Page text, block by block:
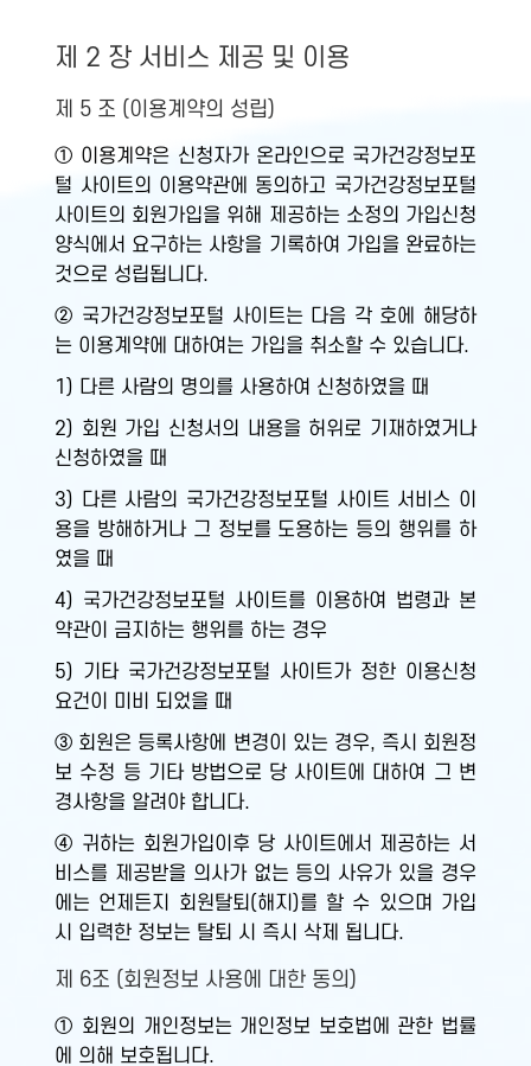
제 2 장 서비스 제공 및 이용
제 5 조 (이용계약의 성립)
① 이용계약은 신청자가 온라인으로 국가건강정보포
털 사이트의 이용약관에 동의하고 국가건강정보포털
사이트의 회원가입을 위해 제공하는 소정의 가입신청
양식에서 요구하는 사항을 기록하여 가입을 완료하는
것으로 성립됩니다.
② 국가건강정보포털 사이트는 다음 각 호에 해당하
는 이용계약에 대하여는 가입을 취소할 수 있습니다.
1) 다른 사람의 명의를 사용하여 신청하였을 때
2) 회원 가입 신청서의 내용을 허위로 기재하였거나
신청하였을 때
3) 다른 사람의 국가건강정보포털 사이트 서비스 이
용을 방해하거나 그 정보를 도용하는 등의 행위를 하
였을 때
4) 국가건강정보포털 사이트를 이용하여 법령과 본
약관이 금지하는 행위를 하는 경우
5) 기타 국가건강정보포털 사이트가 정한 이용신청
요건이 미비 되었을 때
③ 회원은 등록사항에 변경이 있는 경우, 즉시 회원정
보 수정 등 기타 방법으로 당 사이트에 대하여 그 변
경사항을 알려야 합니다.
④ 귀하는 회원가입이후 당 사이트에서 제공하는 서
비스를 제공받을 의사가 없는 등의 사유가 있을 경우
에는 언제든지 회원탈퇴(해지)를 할 수 있으며 가입
시 입력한 정보는 탈퇴 시 즉시 삭제 됩니다.
제 6조 (회원정보 사용에 대한 동의)
① 회원의 개인정보는 개인정보 보호법에 관한 법률
에 의해 보호됩니다.